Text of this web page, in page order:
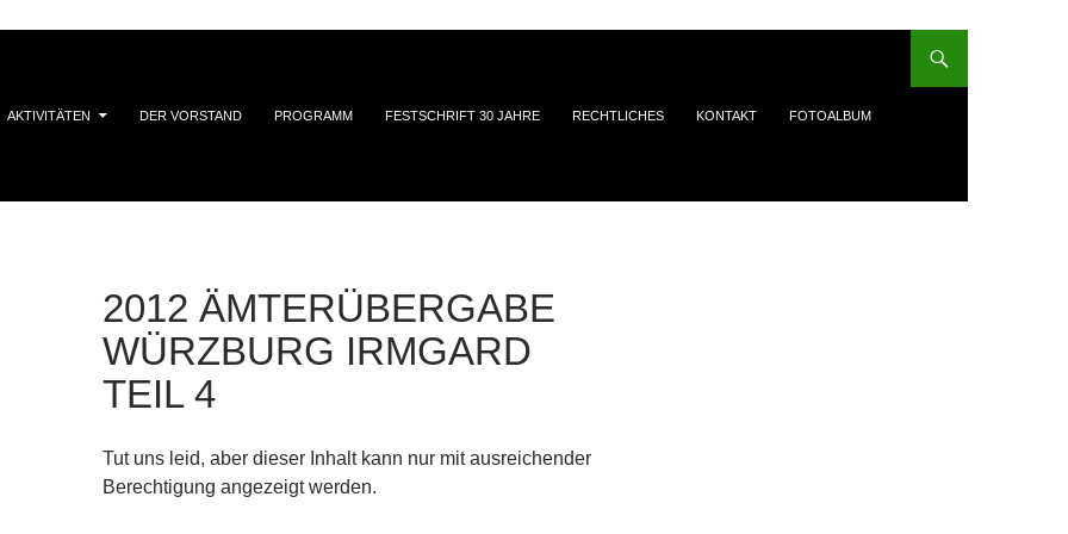
AKTIVITÄTEN DER VORSTAND PROGRAMM FESTSCHRIFT 30 JAHRE RECHTLICHES KONTAKT FOTOALBUM
2012 ÄMTERÜBERGABE
WÜRZBURG IRMGARD
TEIL 4
Tut uns leid, aber dieser Inhalt kann nur mit ausreichender
Berechtigung angezeigt werden.